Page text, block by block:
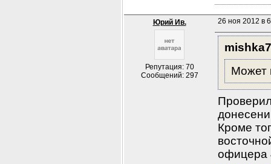
Юрий Ив.
Репутация: 70
Сообщений: 297
26 ноя 2012 в
Может
Кроме
офицера